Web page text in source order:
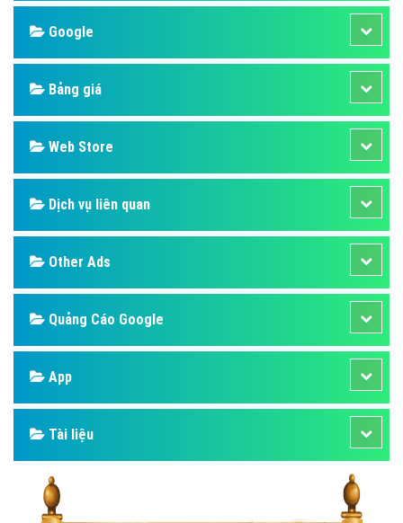
Google
Bảng giá
Web Store
Dịch vụ liên quan
Other Ads
Quảng Cáo Google
App
Tài liệu